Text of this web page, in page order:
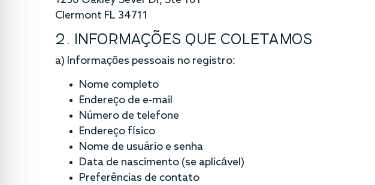
Clermont FL 34711
2. INFORMAÇÕES QUE COLETAMOS
a) Informações pessoais no registro:
Nome completo
Endereço de e-mail
Número de telefone
Endereço físico
Nome de usuário e senha
Data de nascimento (se aplicável)
Preferências de contato